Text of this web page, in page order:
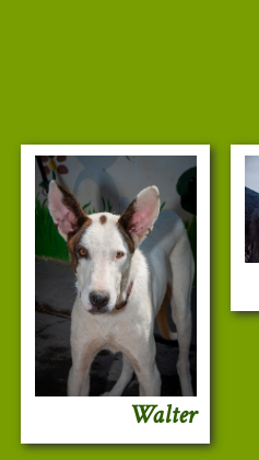
Walter